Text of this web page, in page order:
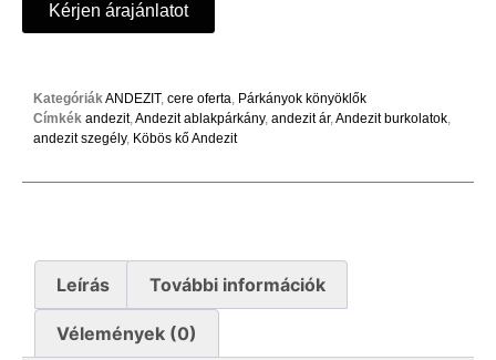
Kérjen árajánlatot
KategóriákANDEZIT, cere oferta, Párkányok könyöklők
Címkék andezit,Andezit ablakpárkány, andezit ár,Andezit burkolatok,
andezit szegély, Köbös kő Andezit
Leírás További információk
Vélemények (0)